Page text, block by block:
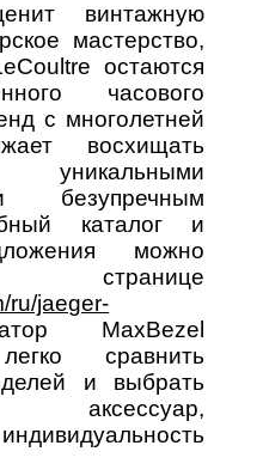
винтажную
мастерство,
остаются
часового
с многолетней
восхищать
безупречным
каталог и
можно
ru/jaeger-
MaxBezel
сравнить
и выбрать